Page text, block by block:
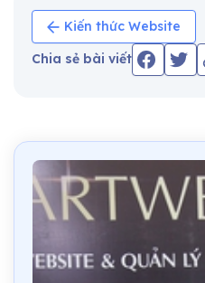
Kiến thức Website
Chia sẻ bài viết